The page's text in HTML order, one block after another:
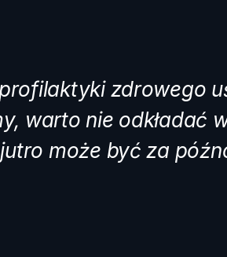
zdrowego
warto nie odkładać
może być za